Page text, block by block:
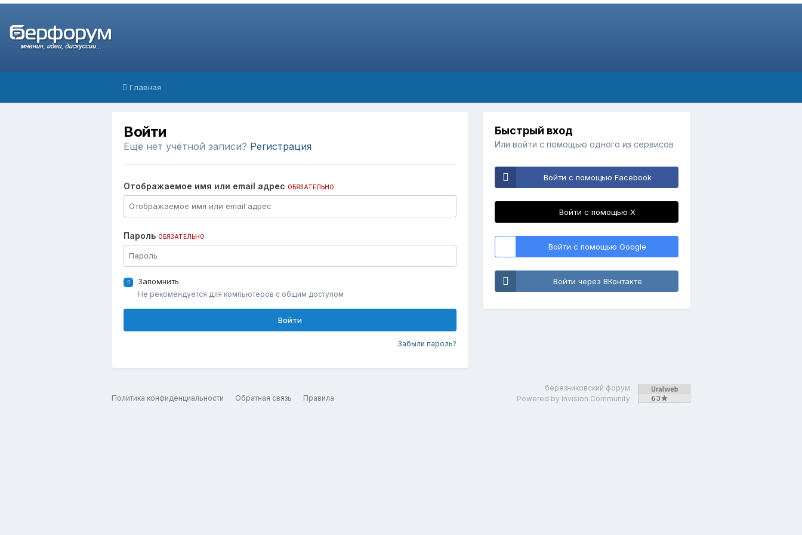
Главная
Войти
Ещё нет учётной записи? Регистрация
Отображаемое имя или email адрес ОБЯЗАТЕЛЬНО
Пароль ОБЯЗАТЕЛЬНО
Запомнить
Не рекомендуется для компьютеров с общим доступом
Войти
Забыли пароль?
Быстрый вход
Или войти с помощью одного из сервисов
Войти с помощью Facebook
Войти с помощью X
Войти с помощью Google
Войти через ВКонтакте
Политика конфиденциальности Обратная связь Правила
березниковский форум
Powered by Invision Community